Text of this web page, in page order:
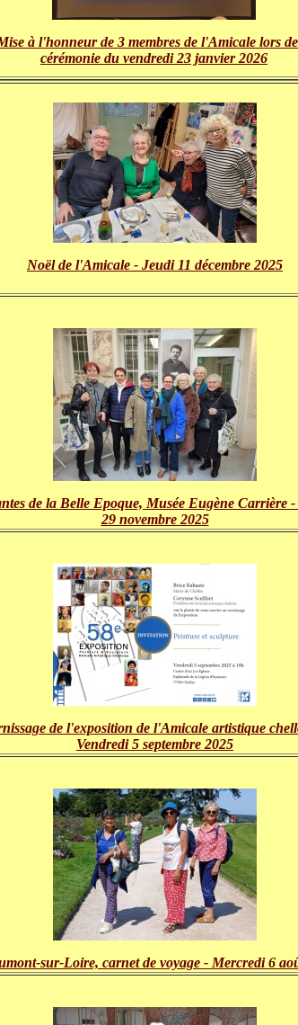
à l'honneur de 3 membres de l'Amicale lors
cérémonie du vendredi 23 janvier 2026
Noël de l'Amicale - Jeudi 11 décembre 2025
de la Belle Epoque, Musée Eugène Carrière -
29 novembre 2025
de l'exposition de l'Amicale artistique
Vendredi 5 septembre 2025
sur-Loire, carnet de voyage - Mercredi 6